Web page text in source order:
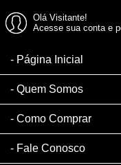
Olá Visitante!
Acesse sua conta e
Página Inicial
Quem Somos
Como Comprar
Fale Conosco